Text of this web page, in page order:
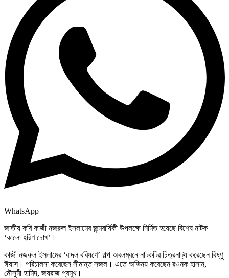
WhatsApp
জাতীয় কবি কাজী নজরুল ইসলামের জন্মবার্ষিকী উপলক্ষে নির্মিত হয়েছে বিশেষ নাটক
‘কালো হরিণ চোখ’।
কাজী নজরুল ইসলামের ‘বাদল বরিষণে’ গল্প অবলম্বনে নাটকটির চিত্রনাট্য করেছেন বিষ্ণু
ঈয়াস। পরিচালনা করেছেন সীমান্ত সজল। এতে অভিনয় করেছেন রওনক হাসান,
মৌসুমী হামিদ, জয়রাজ প্রমুখ।